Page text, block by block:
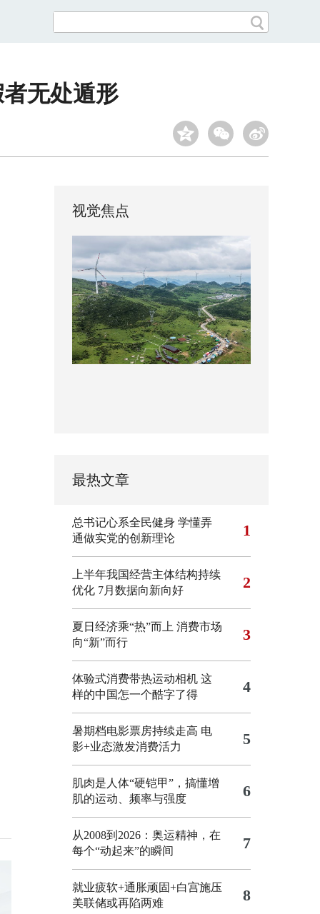
无处遁形
视觉焦点
最热文章
总书记心系全民健身 学懂弄
通做实党的创新理论
1
上半年我国经营主体结构持续
优化 7月数据向新向好 2
夏日经济乘“热”而上 消费市场
向“新”而行
3
体验式消费带热运动相机 这
样的中国怎一个酷字了得
4
暑期档电影票房持续走高 电
影+业态激发消费活力
5
肌肉是人体“硬铠甲”，搞懂增
肌的运动、频率与强度
6
从2008到2026：奥运精神，在
每个“动起来”的瞬间
7
就业疲软+通胀顽固+白宫施压
美联储或再陷两难
8